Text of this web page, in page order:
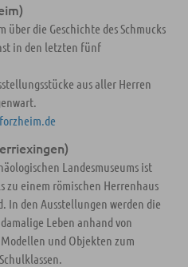
die Geschichte des Schmucks
in den letzten fünf
aus aller Herren
Landesmuseums ist
zu einem römischen Herrenhaus
In den Ausstellungen werden die
Leben anhand von
und Objekten zum